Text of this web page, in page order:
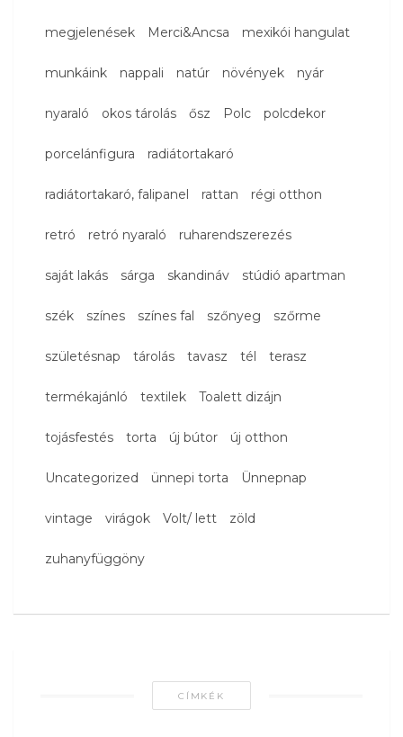
megjelenések Merci&Ancsa mexikói hangulat
munkáink nappali natúr növények nyár
nyaraló okos tárolás ősz Polc polcdekor
porcelánfigura radiátortakaró
radiátortakaró, falipanel rattan régi otthon
retró retró nyaraló ruharendszerezés
saját lakás sárga skandináv stúdió apartman
szék színes színes fal szőnyeg szőrme
születésnap tárolás tavasz tél terasz
termékajánló textilek Toalett dizájn
tojásfestés torta új bútor új otthon
Uncategorized ünnepi torta Ünnepnap
vintage virágok Volt/ lett zöld
zuhanyfüggöny
CÍMKÉK